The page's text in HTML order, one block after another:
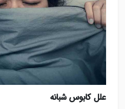
علل کابوس شبانه